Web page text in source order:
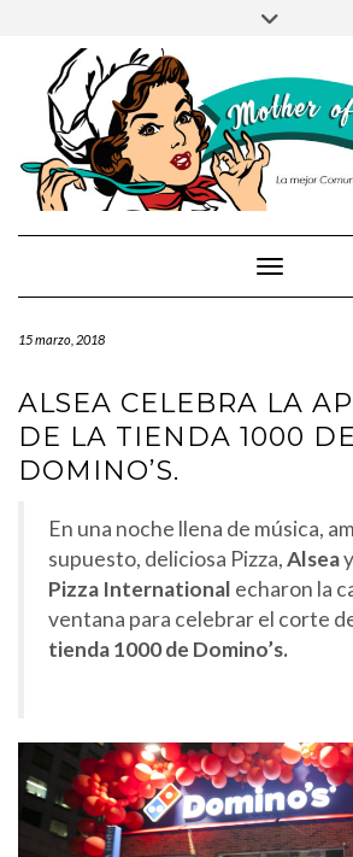
Alternar
Cambiar
15 marzo, 2018
ALSEA CELEBRA LA
DE LA TIENDA 1000 DE
DOMINO’S.
En una noche llena de música,
supuesto, deliciosa Pizza,Alseay
Pizza International echaron la
ventana para celebrar el corte
tienda 1000 de Domino’s.